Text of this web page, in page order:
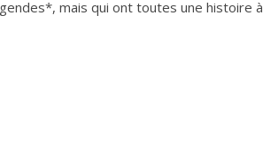
mais qui ont toutes une histoire à